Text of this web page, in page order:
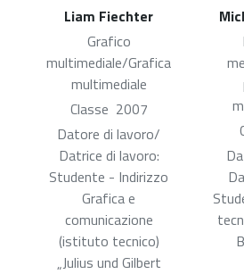
Liam Fiechter
Grafico
multimediale/Grafica
multimediale
Classe 2007
Datore di lavoro/
Datrice di lavoro:
Studente - Indirizzo
Grafica e
comunicazione
(istituto tecnico)
„Julius und Gilbert